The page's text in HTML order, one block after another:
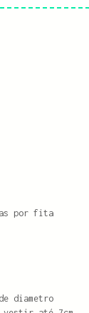
por fita
diametro